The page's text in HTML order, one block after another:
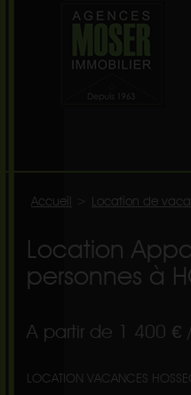
Accueil Location de
Location
personnes à
A partir de 1 400 €
LOCATION VACANCES